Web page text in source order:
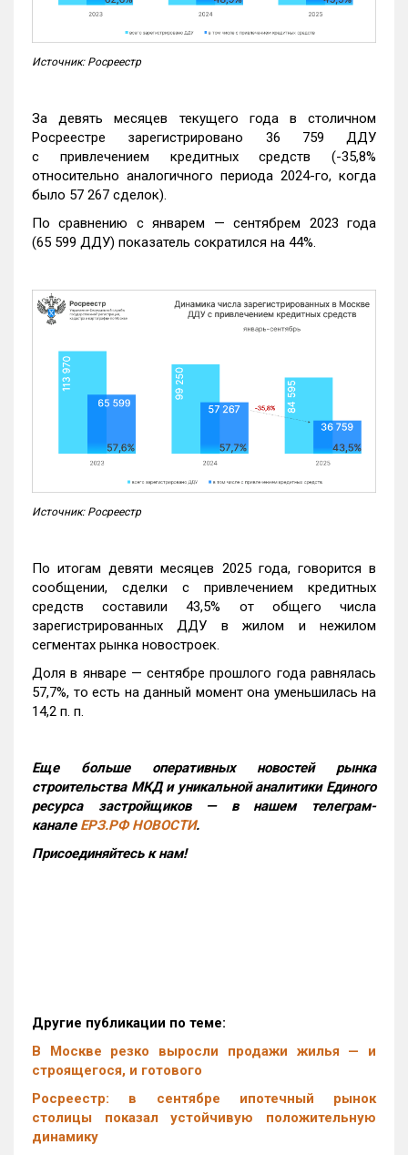
Источник: Росреестр
За девять месяцев текущего года в столичном
Росреестре зарегистрировано 36 759 ДДУ
с привлечением кредитных средств (-35,8%
относительно аналогичного периода 2024-го, когда
было 57 267 сделок).
По сравнению с январем — сентябрем 2023 года
(65 599 ДДУ) показатель сократился на 44%.
Источник: Росреестр
По итогам девяти месяцев 2025 года, говорится в
сообщении, сделки с привлечением кредитных
средств составили 43,5% от общего числа
зарегистрированных ДДУ в жилом и нежилом
сегментах рынка новостроек.
Доля в январе — сентябре прошлого года равнялась
57,7%, то есть на данный момент она уменьшилась на
14,2 п. п.
Еще больше оперативных новостей рынка
строительства МКД и уникальной аналитики Единого
ресурса застройщиков — в нашем телеграм-
канале ЕРЗ.РФ НОВОСТИ.
Присоединяйтесь к нам!
Другие публикации по теме:
В Москве резко выросли продажи жилья — и
строящегося, и готового
Росреестр: в сентябре ипотечный рынок
столицы показал устойчивую положительную
динамику